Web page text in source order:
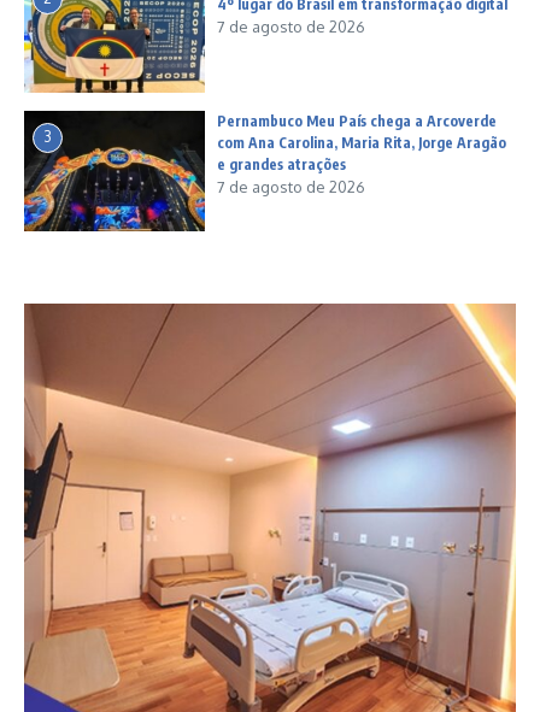
4º lugar do Brasil em transformação digital
7 de agosto de 2026
3
Pernambuco Meu País chega a Arcoverde
com Ana Carolina, Maria Rita, Jorge Aragão
e grandes atrações
7 de agosto de 2026